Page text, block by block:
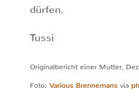
dürfen.
Tussi
Originalbericht einer Mutter,
Foto: Various Brennemans via